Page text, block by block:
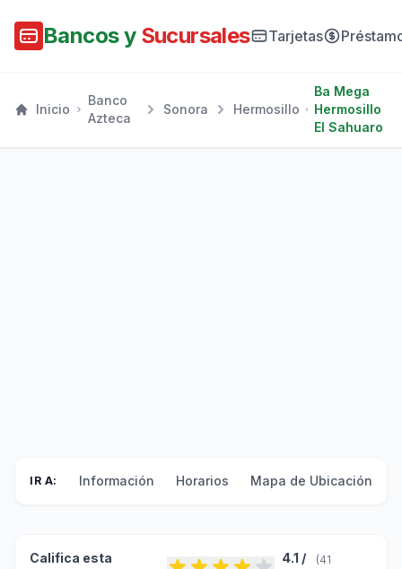
Bancos y Sucursales Tarjetas
Inicio
Banco
Azteca
Sonora Hermosillo
Ba Mega
Hermosillo
El Sahuaro
IR A: Información Horarios Mapa de Ubicación
Califica esta
4.1 /
(41